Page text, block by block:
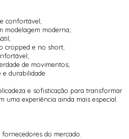
confortável;
modelagem moderna;
cropped e no short;
de movimentos;
durabilidade.
e sofisticação para transformar
uma experiência ainda mais especial.
do mercado.